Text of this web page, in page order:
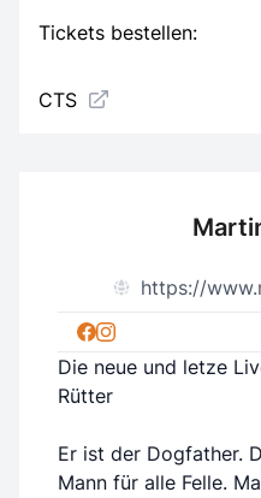
Tickets bestellen:
CTS
https://
Die neue und letze
Rütter
Er ist der Dogfather.
Mann für alle Felle.